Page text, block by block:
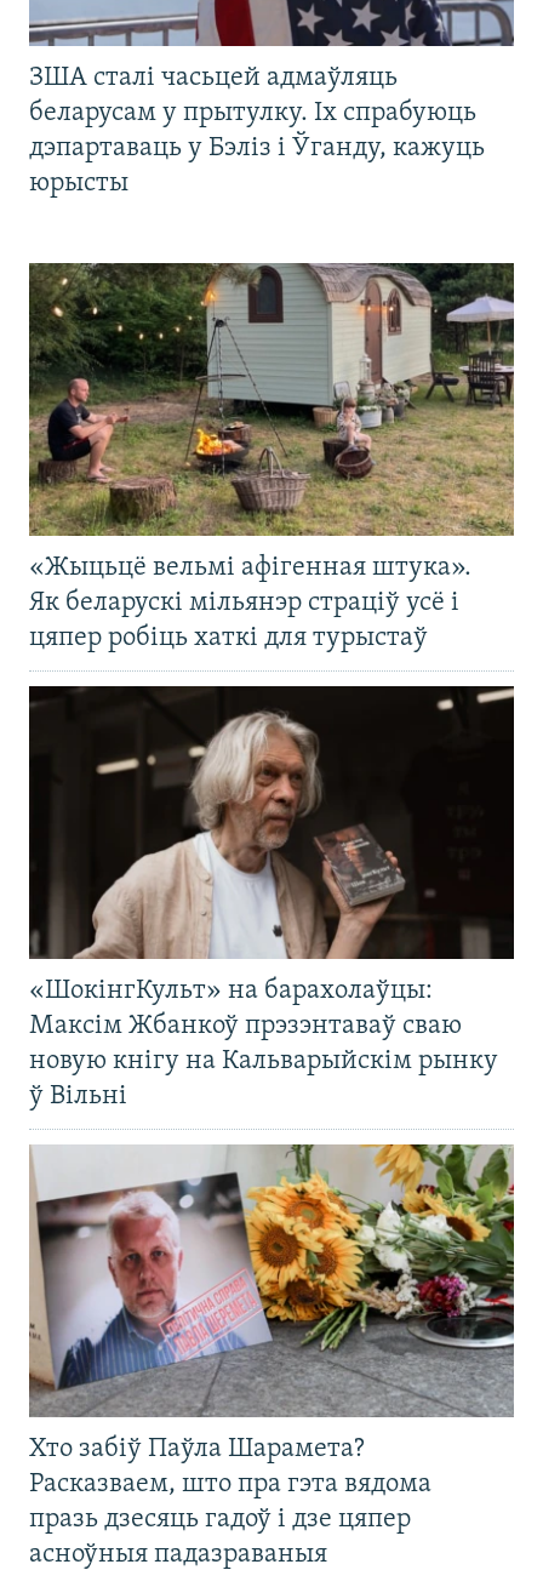
ЗША сталі часьцей адмаўляць
беларусам у прытулку. Іх спрабуюць
дэпартаваць у Бэліз і Ўганду, кажуць
юрысты
«Жыцьцё вельмі афігенная штука».
Як беларускі мільянэр страціў усё і
цяпер робіць хаткі для турыстаў
«ШокінгКульт» на барахолаўцы:
Максім Жбанкоў прэзэнтаваў сваю
новую кнігу на Кальварыйскім рынку
ў Вільні
Хто забіў Паўла Шарамета?
Расказваем, што пра гэта вядома
празь дзесяць гадоў і дзе цяпер
асноўныя падазраваныя